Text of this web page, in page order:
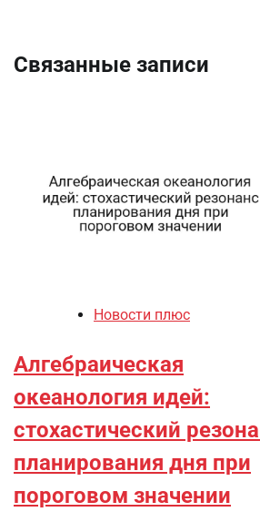
Связанные записи
Новости плюс
Алгебраическая
океанология идей:
стохастический
планирования дня при
пороговом значении